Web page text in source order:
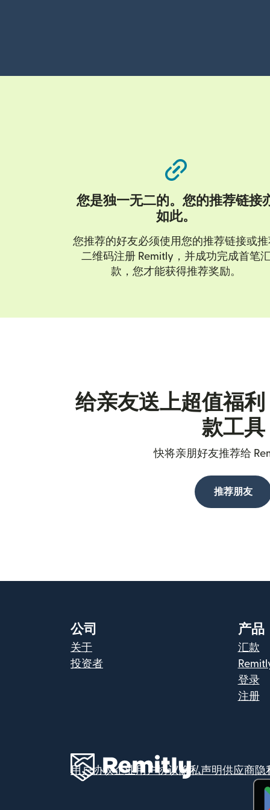
您是独一无二的。您的推荐链接
如此。
您推荐的好友必须使用您的推荐链接或推
二维码注册 Remitly，并成功完成首笔
款，您才能获得推荐奖励。
给亲友送上超值福
款工具
快将亲朋好友推荐给
推荐朋友
公司
关于
投资者
产品
汇款
登录
注册
用户协议企业用户协议隐私声明供应商隐